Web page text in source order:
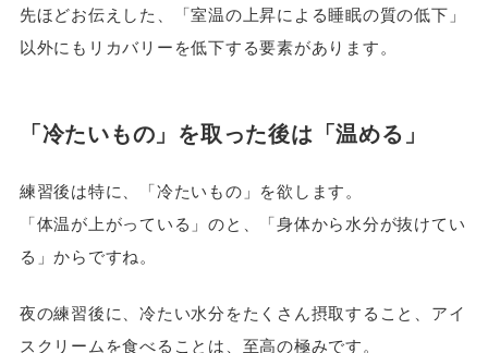
先ほどお伝えした、「室温の上昇による睡眠の質の低下」
以外にもリカバリーを低下する要素があります。
「冷たいもの」を取った後は「温める」
練習後は特に、「冷たいもの」を欲します。
「体温が上がっている」のと、「身体から水分が抜けてい
る」からですね。
夜の練習後に、冷たい水分をたくさん摂取すること、アイ
スクリームを食べることは、至高の極みです。